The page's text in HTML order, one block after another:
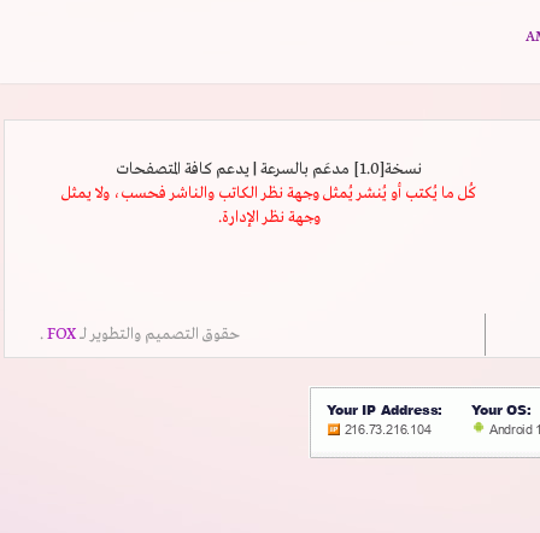
نسخة[1.0] مدعَم بالسرعة | يدعم كافة المتصفحات
كُل ما يُكتب أو يُنشر يُمثل وجهة نظر الكاتب والناشر فحسب، ولا يمثل
وجهة نظر الإدارة.
حقوق التصميم والتطوير لــFOX
.